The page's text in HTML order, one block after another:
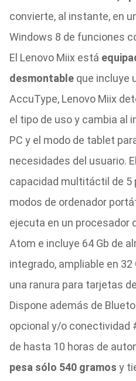
convierte, al instante, en
Windows 8 de funciones
El Lenovo Miix está
desmontableque incluye
AccuType, Lenovo Miix
el tipo de uso y cambia al
PC y el modo de tablet
necesidades del usuario.
capacidad multitáctil de 5
modos de ordenador
ejecuta en un procesador
Atom e incluye 64 Gb de
integrado, ampliable en
una ranura para tarjetas
Dispone además de
opcional y/o conectividad
de hasta 10 horas de
pesa sólo 540 gramos y